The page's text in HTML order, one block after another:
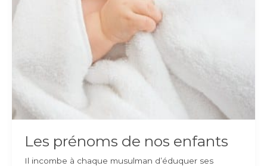
Les prénoms de nos enfants
Il incombe à chaque musulman d’éduquer ses